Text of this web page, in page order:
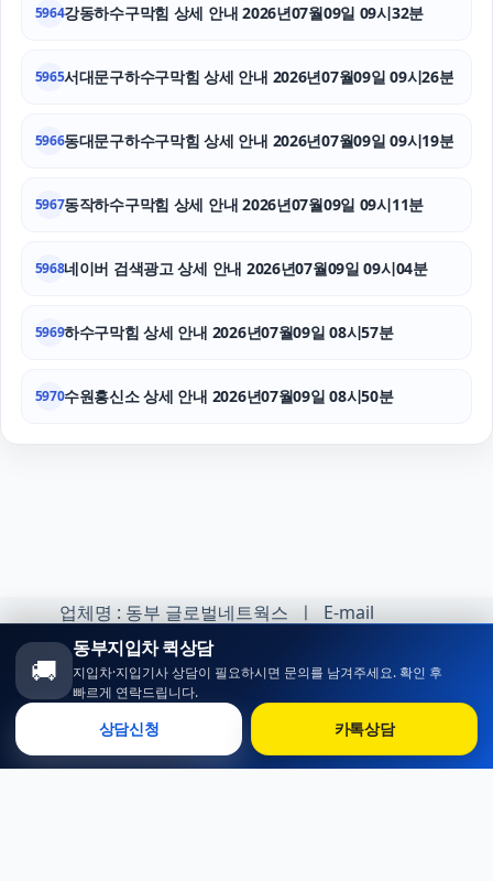
5964강동하수구막힘 상세 안내 2026년07월09일 09시32분
5965서대문구하수구막힘 상세 안내 2026년07월09일 09시26분
5966동대문구하수구막힘 상세 안내 2026년07월09일 09시19분
5967동작하수구막힘 상세 안내 2026년07월09일 09시11분
5968네이버 검색광고 상세 안내 2026년07월09일 09시04분
5969하수구막힘 상세 안내 2026년07월09일 08시57분
5970수원흥신소 상세 안내 2026년07월09일 08시50분
업체명 : 동부 글로벌네트웍스 ㅣ E-mail
:minhoh1@naver.com
카카오톡 오픈채팅 :
https://open.kakao.com/o/sqlsXOji
Copyright ⓒ 동부 지입차 All rights reserved.
🚚
동부지입차 퀵상담
지입차·지입기사 상담이 필요하시면 문의를 남겨주세요. 확인 후
빠르게 연락드립니다.
상담신청 카톡상담